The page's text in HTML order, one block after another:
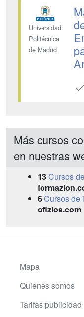
Universidad
Politécnica
de Madrid
Más cursos
en nuestras
13Cursos
6Cursos de
ofizios.com
Mapa
Quienes somos
Tarifas publicidad